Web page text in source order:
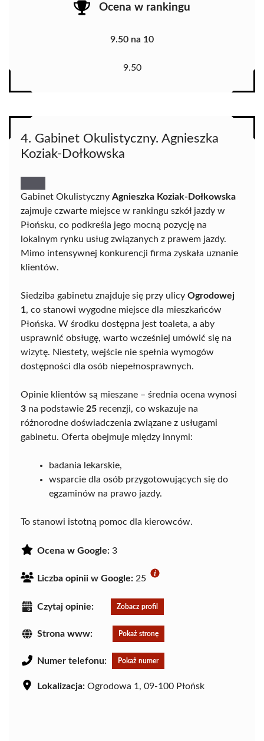
Ocena w rankingu
9.50 na 10
9.50
4. Gabinet Okulistyczny. Agnieszka
Koziak-Dołkowska
Gabinet Okulistyczny Agnieszka Koziak-Dołkowska
zajmuje czwarte miejsce w rankingu szkół jazdy w
Płońsku, co podkreśla jego mocną pozycję na
lokalnym rynku usług związanych z prawem jazdy.
Mimo intensywnej konkurencji firma zyskała uznanie
klientów.
Siedziba gabinetu znajduje się przy ulicy Ogrodowej
1, co stanowi wygodne miejsce dla mieszkańców
Płońska. W środku dostępna jest toaleta, a aby
usprawnić obsługę, warto wcześniej umówić się na
wizytę. Niestety, wejście nie spełnia wymogów
dostępności dla osób niepełnosprawnych.
Opinie klientów są mieszane – średnia ocena wynosi
3 na podstawie 25 recenzji, co wskazuje na
różnorodne doświadczenia związane z usługami
gabinetu. Oferta obejmuje między innymi:
badania lekarskie,
wsparcie dla osób przygotowujących się do
egzaminów na prawo jazdy.
To stanowi istotną pomoc dla kierowców.
Ocena w Google: 3
Liczba opinii w Google: 25
Czytaj opinie: Zobacz profil
Strona www: Pokaż stronę
Numer telefonu: Pokaż numer
Lokalizacja: Ogrodowa 1, 09-100 Płońsk